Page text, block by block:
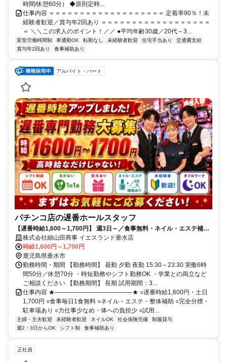
時間/休憩60分） ◆原則定時...
仕事内容 ＝＝＝＝＝＝＝＝＝＝＝＝＝＝＝＝＝＝＝ 定着率90％！未
経験者歓迎／賞与年2回あり ＝＝＝＝＝＝＝＝＝＝＝＝＝＝＝＝＝＝
＝ ＼＼この求人のポイント！／／ ●平均年齢30歳／20代～3...
変形労働時間制 車通勤OK 転勤なし 未経験者歓迎 住宅手当あり
交通費支給
賞与年2回あり
食事補助あり
アルバイト・パート
パチンコ店の遅番ホールスタッフ
【遅番時給1,600～1,700円】 週3日～／食事無料・ネイル・エステ補助
あり／夕方からでもガッツリ稼げます◎
株式会社細山田商事 イエスランド垂水店
時給1,600円～1,700円
鹿児島県垂水市
勤務時間・期間 【勤務時間】 昼勤 夕勤 夜勤 15:30～23:30 実働6時
間50分／休憩70分 ・時短勤務やシフト勤務OK ・学業との両立など
ご相談ください 【勤務期間】 長期 試用期間：3...
仕事内容 ★─────────────────★ ○遅番時給1,600円・土日
1,700円 ○食事毎日1食無料 ○ネイル・エステ・整体補助 ○完全分煙・
駐車場あり ○力仕事少なめ・体への負担少 ○試用...
主婦・主夫歓迎 未経験者歓迎 ネイルOK 社会保険完備
制服貸与
週2・3日からOK
シフト制 食事補助あり
正社員